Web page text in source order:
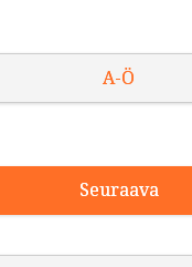
A-Ö
Seuraava